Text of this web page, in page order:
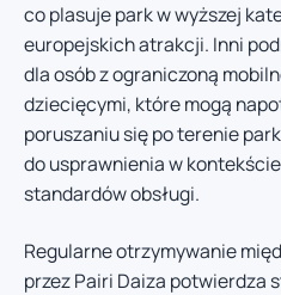
co plasuje park w wyższej
europejskich atrakcji. Inni
dla osób z ograniczoną
dziecięcymi, które mogą
poruszaniu się po terenie
do usprawnienia w
standardów obsługi.
Regularne otrzymywanie
przez Pairi Daiza potwierdza